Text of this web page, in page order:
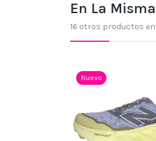
En La
16 otros productos
Nuevo